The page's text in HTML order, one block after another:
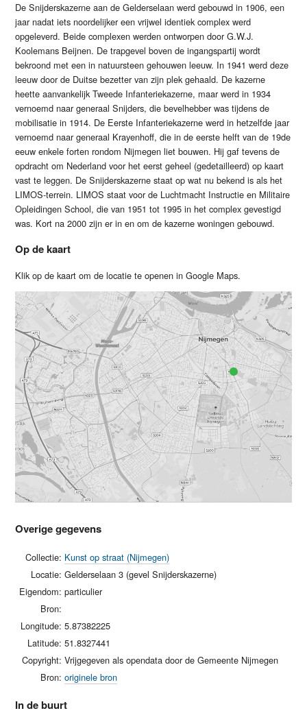
De Snijderskazerne aan de Gelderselaan werd gebouwd in 1906, een
jaar nadat iets noordelijker een vrijwel identiek complex werd
opgeleverd. Beide complexen werden ontworpen door G.W.J.
Koolemans Beijnen. De trapgevel boven de ingangspartij wordt
bekroond met een in natuursteen gehouwen leeuw. In 1941 werd deze
leeuw door de Duitse bezetter van zijn plek gehaald. De kazerne
heette aanvankelijk Tweede Infanteriekazerne, maar werd in 1934
vernoemd naar generaal Snijders, die bevelhebber was tijdens de
mobilisatie in 1914. De Eerste Infanteriekazerne werd in hetzelfde jaar
vernoemd naar generaal Krayenhoff, die in de eerste helft van de 19de
eeuw enkele forten rondom Nijmegen liet bouwen. Hij gaf tevens de
opdracht om Nederland voor het eerst geheel (gedetailleerd) op kaart
vast te leggen. De Snijderskazerne staat op wat nu bekend is als het
LIMOS-terrein. LIMOS staat voor de Luchtmacht Instructie en Militaire
Opleidingen School, die van 1951 tot 1995 in het complex gevestigd
was. Kort na 2000 zijn er in en om de kazerne woningen gebouwd.
Op de kaart
Klik op de kaart om de locatie te openen in Google Maps.
Overige gegevens
Collectie: Kunst op straat (Nijmegen)
Locatie: Gelderselaan 3 (gevel Snijderskazerne)
Eigendom: particulier
Bron:
Longitude: 5.87382225
Latitude: 51.8327441
Copyright: Vrijgegeven als opendata door de Gemeente Nijmegen
Bron: originele bron
In de buurt